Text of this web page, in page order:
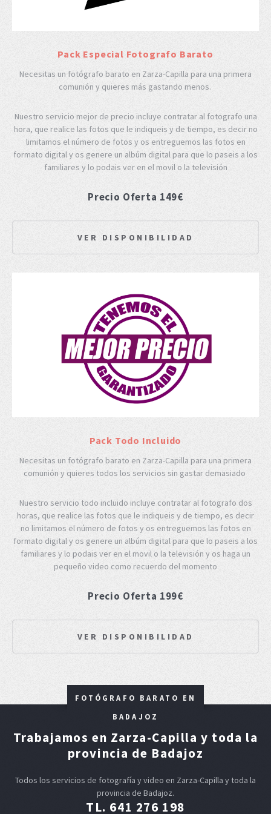
Pack Especial Fotografo Barato
Necesitas un fotógrafo barato en Zarza-Capilla para una primera
comunión y quieres más gastando menos.
Nuestro servicio mejor de precio incluye contratar al fotografo una
hora, que realice las fotos que le indiqueis y de tiempo, es decir no
limitamos el número de fotos y os entreguemos las fotos en
formato digital y os genere un albúm digital para que lo paseis a los
familiares y lo podais ver en el movil o la televisión
Precio Oferta 149€
VER DISPONIBILIDAD
Pack Todo Incluido
Necesitas un fotógrafo barato en Zarza-Capilla para una primera
comunión y quieres todos los servicios sin gastar demasiado
Nuestro servicio todo incluido incluye contratar al fotografo dos
horas, que realice las fotos que le indiqueis y de tiempo, es decir
no limitamos el número de fotos y os entreguemos las fotos en
formato digital y os genere un albúm digital para que lo paseis a los
familiares y lo podais ver en el movil o la televisión y os haga un
pequeño video como recuerdo del momento
Precio Oferta 199€
VER DISPONIBILIDAD
FOTÓGRAFO BARATO EN
BADAJOZ
Trabajamos en Zarza-Capilla y toda la
provincia de Badajoz
Todos los servicios de fotografía y video en Zarza-Capilla y toda la
provincia de Badajoz.
TL. 641 276 198